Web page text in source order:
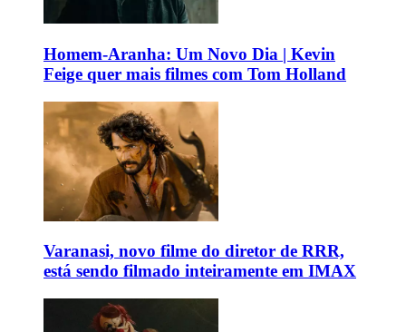
Homem-Aranha: Um Novo Dia | Kevin
Feige quer mais filmes com Tom Holland
Varanasi, novo filme do diretor de RRR,
está sendo filmado inteiramente em IMAX